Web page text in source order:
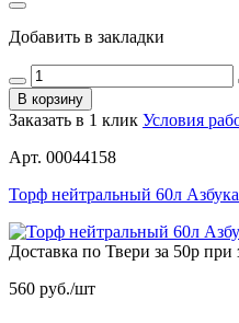
Добавить в закладки
В корзину
Заказать в 1 клик Условия
Арт. 00044158
Торф нейтральный 60л Азбука
Доставка по Твери за 50р при
560 руб./шт